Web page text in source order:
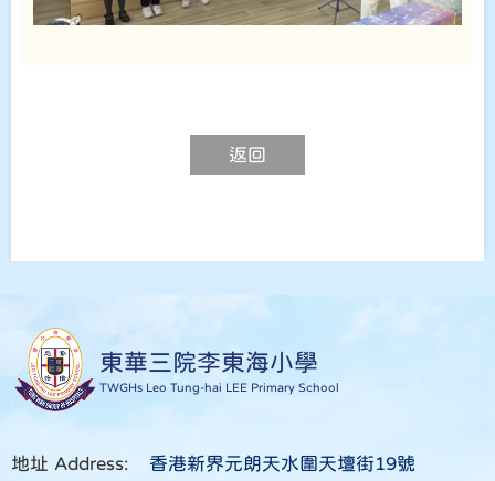
返回
東華三院李東海小學
TWGHs Leo Tung-hai LEE Primary School
地址 Address:
香港新界元朗天水圍天壇街19號